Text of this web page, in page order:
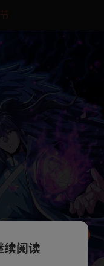
阅读